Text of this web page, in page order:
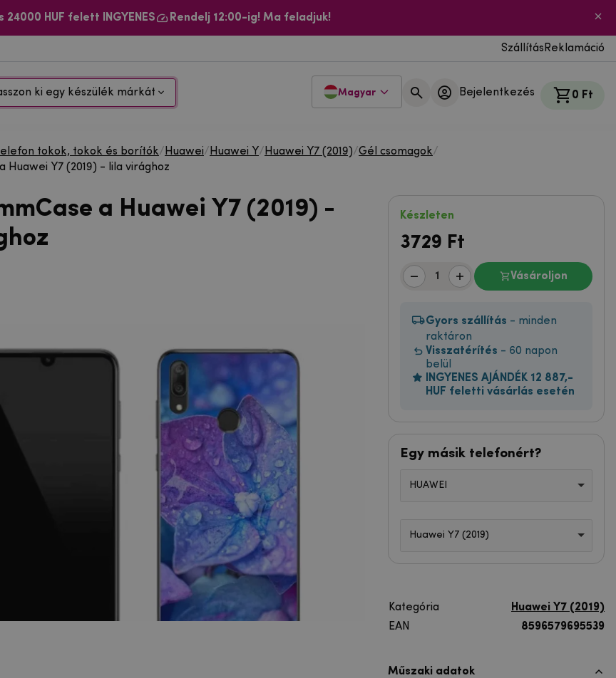
24000 HUF felett INGYENES Rendelj 12:00-ig! Ma feladjuk!
Szállítás Reklamáció
ki egy készülék márkát Magyar Bejelentkezés 0 Ft
tokok, tokok és borítók/ Huawei/ Huawei Y/ Huawei Y7 (2019)/Gél csomagok/
Huawei Y7 (2019) - lila virághoz
a Huawei Y7 (2019) -
Készleten
3729 Ft
Vásároljon
Gyors szállítás - minden
raktáron
Visszatérítés - 60 napon
belül
INGYENES AJÁNDÉK 12 887,-
HUF feletti vásárlás esetén
Egy másik telefonért?
HUAWEI
Huawei Y7 (2019)
Kategória
Huawei Y7 (2019)
EAN
8596579695539
Műszaki adatok